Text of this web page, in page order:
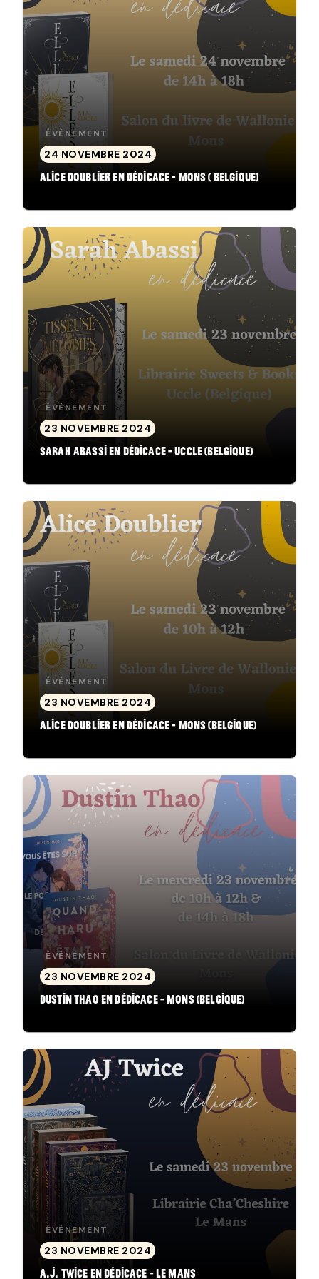
ÉVÈNEMENT
24 NOVEMBRE 2024
Alice Doublier en dédicace - Mons ( Belgique)
ÉVÈNEMENT
23 NOVEMBRE 2024
Sarah Abassi en dédicace - Uccle (Belgique)
ÉVÈNEMENT
23 NOVEMBRE 2024
Alice Doublier en dédicace - Mons (Belgique)
ÉVÈNEMENT
23 NOVEMBRE 2024
Dustin Thao en dédicace - Mons (Belgique)
ÉVÈNEMENT
23 NOVEMBRE 2024
A.J. Twice en dédicace - Le Mans